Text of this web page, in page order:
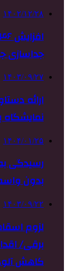
۱۴۰۲/۱۲/۲۸
جداسازی
۱۴۰۳/۰۹/۲۷
ارائه
۱۴۰۴/۰۱/۲۵
بدون
۱۴۰۳/۰۹/۲۲
لزوم
برقی/
کاهش